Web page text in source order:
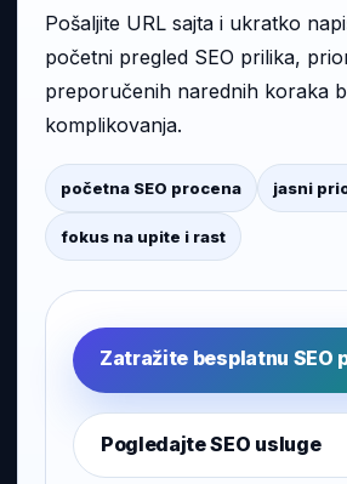
Pošaljite URL sajta i ukratko
početni pregled SEO prilika,
preporučenih narednih koraka
komplikovanja.
početna SEO procena jasni
fokus na upite i rast
Zatražite besplatnu SEO
Pogledajte SEO usluge